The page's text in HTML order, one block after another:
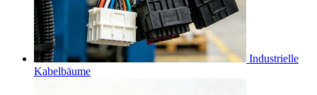
Industrielle
Kabelbäume